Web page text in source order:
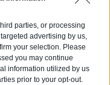
parties, or processing
advertising by us,
your selection. Please
you may continue
information utilized by us
prior to your opt-out.
Partenaire